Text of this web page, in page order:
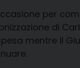
per
di
mentre il